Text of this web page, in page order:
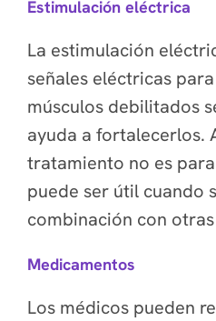
Estimulación eléctrica
La estimulación
señales eléctricas
músculos debilitados
ayuda a fortalecerlos.
tratamiento no es
puede ser útil cuando
combinación con
Medicamentos
Los médicos pueden